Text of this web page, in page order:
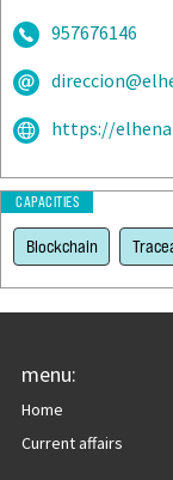
957676146
https://
Blockchain
CAPACITIES
menu:
Home
Current affairs